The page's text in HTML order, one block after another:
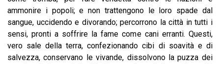
ammonire i popoli; e non trattengono le loro spade dal
sangue, uccidendo e divorando; percorrono la città in tutti i
sensi, pronti a soffrire la fame come cani erranti. Questi,
vero sale della terra, confezionando cibi di soavità e di
salvezza, conservano le vivande, dissolvono la puzza dei